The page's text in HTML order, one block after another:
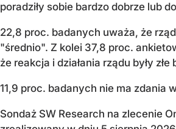
poradziły sobie bardzo dobrze lub
22,8 proc. badanych uważa, że
"średnio". Z kolei 37,8 proc.
że reakcja i działania rządu były złe
11,9 proc. badanych nie ma zdania
Sondaż SW Research na zlecenie